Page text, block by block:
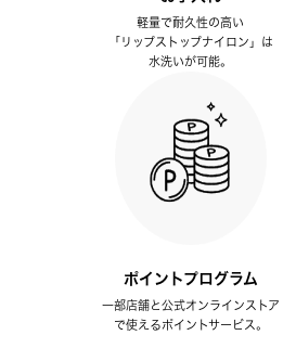
軽量で耐久性の高い
「リップストップナイロン」は
水洗いが可能。
ポイントプログラム
一部店舗と公式オンラインストア
で使えるポイントサービス。